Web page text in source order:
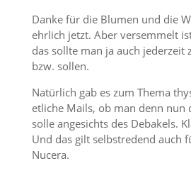
Danke für die Blumen und die
ehrlich jetzt. Aber versemmelt
das sollte man ja auch jederzeit
bzw. sollen.
Natürlich gab es zum Thema
etliche Mails, ob man denn nun
solle angesichts des Debakels.
Und das gilt selbstredend auch
Nucera.